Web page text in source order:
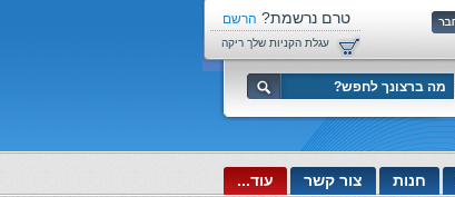
טרם נרשמת? הרשם
עכשיו!
עגלת הקניות שלך ריקה
חנות צור קשר עוד...